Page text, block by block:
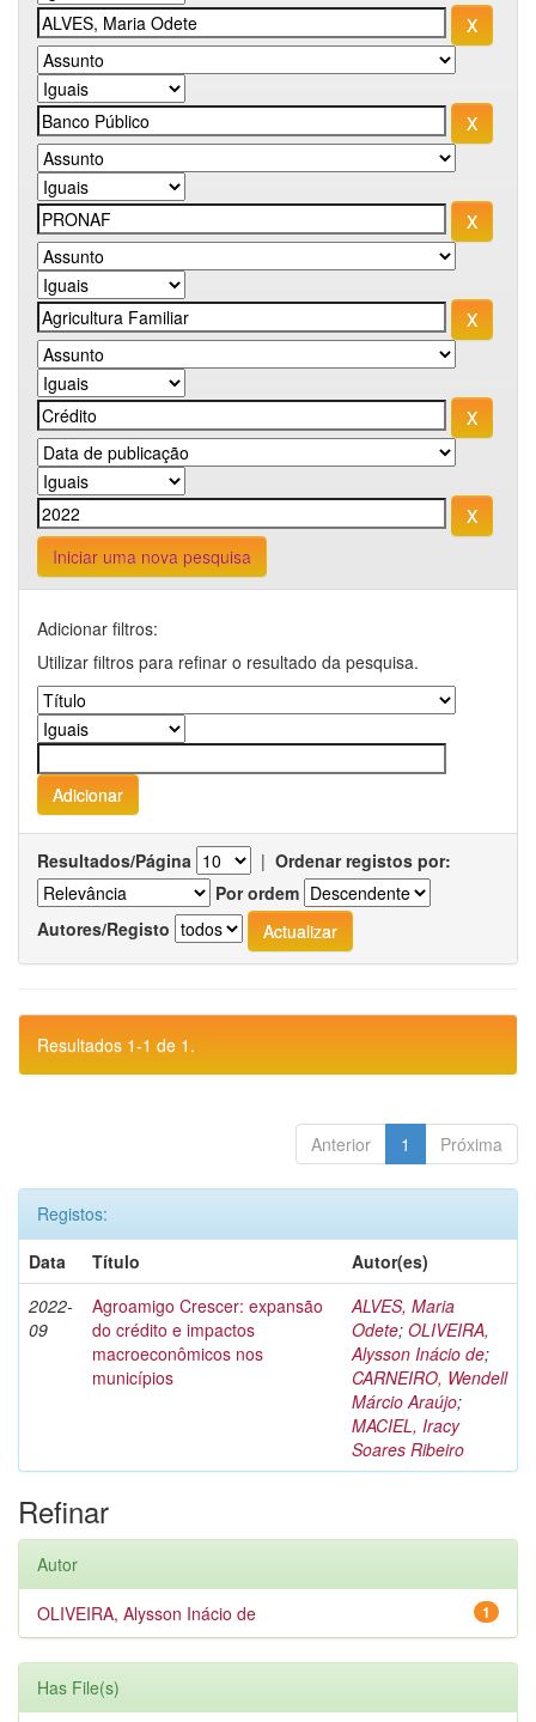
Iniciar uma nova pesquisa
Adicionar filtros:
Utilizar filtros para refinar o resultado da pesquisa.
Resultados/Página | Ordenar registos por:
Por ordem
Autores/Registo
Resultados 1-1 de 1.
Anterior 1 Próxima
Registos:
Data
Título
Autor(es)
2022-
09
Agroamigo Crescer: expansão
do crédito e impactos
macroeconômicos nos
municípios
ALVES, Maria
Odete; OLIVEIRA,
Alysson Inácio de;
CARNEIRO, Wendell
Márcio Araújo;
MACIEL, Iracy
Soares Ribeiro
Refinar
Autor
1
OLIVEIRA, Alysson Inácio de
Has File(s)